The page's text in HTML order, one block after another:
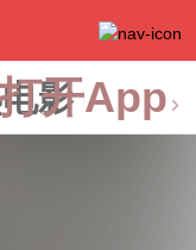
影
开App